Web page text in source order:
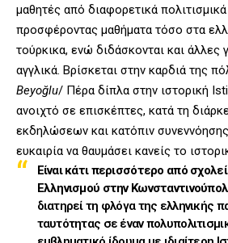
μαθητές από διαφορετικά
προσφέροντας μαθήματα τόσο στα
τούρκικα, ενώ διδάσκονται και
αγγλικά. Βρίσκεται στην καρδιά της
Beyoğlu/ Πέρα δίπλα στην ιστορική
ανοιχτό σε επισκέπτες, κατά τη
εκδηλώσεων και κατόπιν
ευκαιρία να θαυμάσει κανείς το
Είναι κάτι περισσότερο από
Ελληνισμού στην
διατηρεί τη φλόγα της ελληνικής
ταυτότητας σε έναν